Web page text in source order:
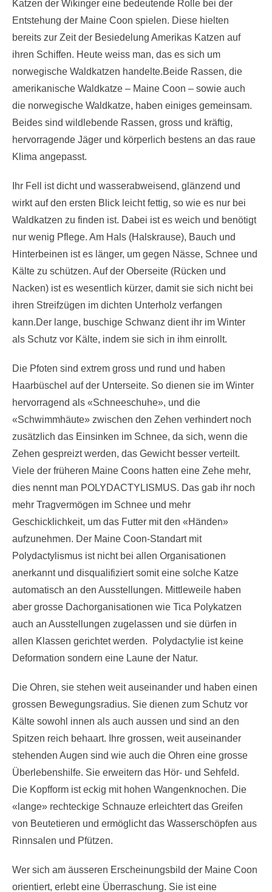
Katzen der Wikinger eine bedeutende Rolle bei der
Entstehung der Maine Coon spielen. Diese hielten
bereits zur Zeit der Besiedelung Amerikas Katzen auf
ihren Schiffen. Heute weiss man, das es sich um
norwegische Waldkatzen handelte.Beide Rassen, die
amerikanische Waldkatze – Maine Coon – sowie auch
die norwegische Waldkatze, haben einiges gemeinsam.
Beides sind wildlebende Rassen, gross und kräftig,
hervorragende Jäger und körperlich bestens an das raue
Klima angepasst.
Ihr Fell ist dicht und wasserabweisend, glänzend und
wirkt auf den ersten Blick leicht fettig, so wie es nur bei
Waldkatzen zu finden ist. Dabei ist es weich und benötigt
nur wenig Pflege. Am Hals (Halskrause), Bauch und
Hinterbeinen ist es länger, um gegen Nässe, Schnee und
Kälte zu schützen. Auf der Oberseite (Rücken und
Nacken) ist es wesentlich kürzer, damit sie sich nicht bei
ihren Streifzügen im dichten Unterholz verfangen
kann.Der lange, buschige Schwanz dient ihr im Winter
als Schutz vor Kälte, indem sie sich in ihm einrollt.
Die Pfoten sind extrem gross und rund und haben
Haarbüschel auf der Unterseite. So dienen sie im Winter
hervorragend als «Schneeschuhe», und die
«Schwimmhäute» zwischen den Zehen verhindert noch
zusätzlich das Einsinken im Schnee, da sich, wenn die
Zehen gespreizt werden, das Gewicht besser verteilt.
Viele der früheren Maine Coons hatten eine Zehe mehr,
dies nennt man POLYDACTYLISMUS. Das gab ihr noch
mehr Tragvermögen im Schnee und mehr
Geschicklichkeit, um das Futter mit den «Händen»
aufzunehmen. Der Maine Coon-Standart mit
Polydactylismus ist nicht bei allen Organisationen
anerkannt und disqualifiziert somit eine solche Katze
automatisch an den Ausstellungen. Mittleweile haben
aber grosse Dachorganisationen wie Tica Polykatzen
auch an Ausstellungen zugelassen und sie dürfen in
allen Klassen gerichtet werden. Polydactylie ist keine
Deformation sondern eine Laune der Natur.
Die Ohren, sie stehen weit auseinander und haben einen
grossen Bewegungsradius. Sie dienen zum Schutz vor
Kälte sowohl innen als auch aussen und sind an den
Spitzen reich behaart. Ihre grossen, weit auseinander
stehenden Augen sind wie auch die Ohren eine grosse
Überlebenshilfe. Sie erweitern das Hör- und Sehfeld.
Die Kopfform ist eckig mit hohen Wangenknochen. Die
«lange» rechteckige Schnauze erleichtert das Greifen
von Beutetieren und ermöglicht das Wasserschöpfen aus
Rinnsalen und Pfützen.
Wer sich am äusseren Erscheinungsbild der Maine Coon
orientiert, erlebt eine Überraschung. Sie ist eine